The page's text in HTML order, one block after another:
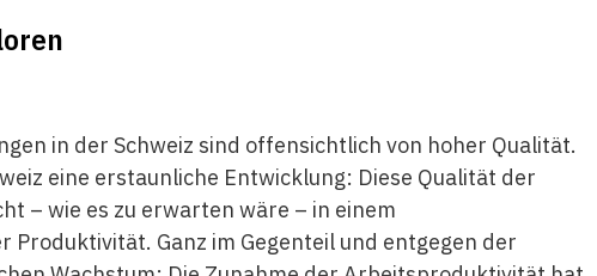
in der Schweiz sind offensichtlich von hoher Qualität.
eine erstaunliche Entwicklung: Diese Qualität der
– wie es zu erwarten wäre – in einem
Ganz im Gegenteil und entgegen der